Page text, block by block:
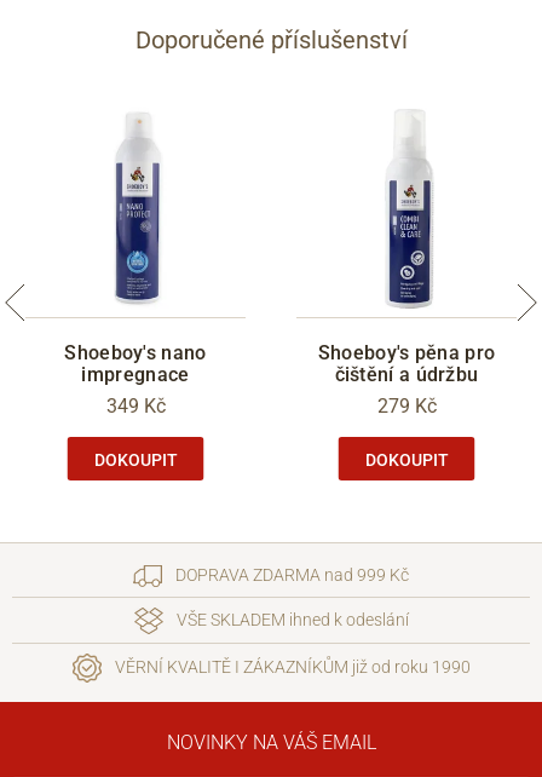
Doporučené příslušenství
Shoeboy's nano
impregnace
349 Kč
DOKOUPIT
Shoeboy's pěna pro
čištění a údržbu
279 Kč
DOKOUPIT
DOPRAVA ZDARMA nad 999 Kč
VŠE SKLADEM ihned k odeslání
VĚRNÍ KVALITĚ I ZÁKAZNÍKŮM již od roku 1990
NOVINKY NA VÁŠ EMAIL